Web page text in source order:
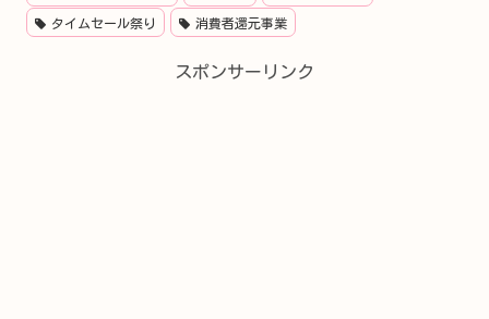
タイムセール祭り 消費者還元事業
スポンサーリンク